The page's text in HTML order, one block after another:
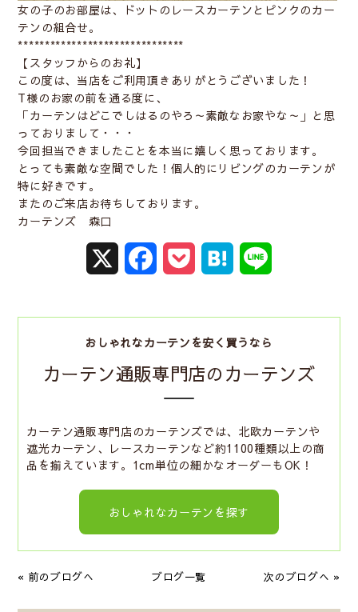
女の子のお部屋は、ドットのレースカーテンとピンクのカー
テンの組合せ。
*******************************
【スタッフからのお礼】
この度は、当店をご利用頂きありがとうございました！
T様のお家の前を通る度に、
「カーテンはどこでしはるのやろ～素敵なお家やな～」と思
っておりまして・・・
今回担当できましたことを本当に嬉しく思っております。
とっても素敵な空間でした！個人的にリビングのカーテンが
特に好きです。
またのご来店お待ちしております。
カーテンズ 森口
c
b
o
c
e
t
n
n
おしゃれなカーテンを安く買うなら
カーテン通販専門店のカーテンズ
カーテン通販専門店のカーテンズでは、北欧カーテンや
遮光カーテン、レースカーテンなど約1100種類以上の商
品を揃えています。1cm単位の細かなオーダーもOK！
おしゃれなカーテンを探す
« 前のブログへ ブログ一覧 次のブログへ »